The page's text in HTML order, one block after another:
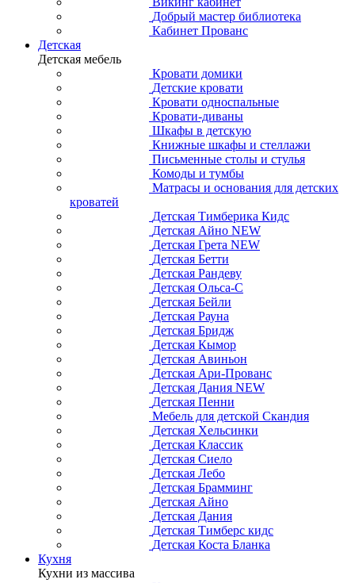
Добрый мастер библиотека
Кабинет Прованс
Детская
Детская мебель
Кровати домики
Детские кровати
Кровати односпальные
Кровати-диваны
Шкафы в детскую
Книжные шкафы и стеллажи
Письменные столы и стулья
Комоды и тумбы
Матрасы и основания для детских
кроватей
Детская Тимберика Кидс
Детская Айно NEW
Детская Грета NEW
Детская Бетти
Детская Рандеву
Детская Ольса-С
Детская Бейли
Детская Рауна
Детская Бридж
Детская Кымор
Детская Авиньон
Детская Ари-Прованс
Детская Дания NEW
Детская Пенни
Мебель для детской Скандия
Детская Хельсинки
Детская Классик
Детская Сиело
Детская Лебо
Детская Брамминг
Детская Айно
Детская Дания
Детская Тимберс кидс
Детская Коста Бланка
Кухня
Кухни из массива